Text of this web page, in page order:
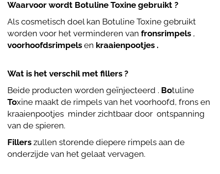
Waarvoor wordt Botuline Toxine gebruikt ?
Als cosmetisch doel kan Botuline Toxine gebruikt
worden voor het verminderen van fronsrimpels ,
voorhoofdsrimpels en kraaienpootjes .
Wat is het verschil met fillers ?
Beide producten worden geïnjecteerd . Botuline
Toxine maakt de rimpels van het voorhoofd, frons en
kraaienpootjes minder zichtbaar door ontspanning
van de spieren.
Fillers zullen storende diepere rimpels aan de
onderzijde van het gelaat vervagen.